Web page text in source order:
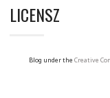
LICENSZ
Blog under the Creative